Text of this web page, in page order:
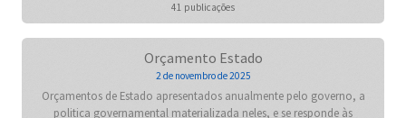
41 publicações
Orçamento Estado
2 de novembro de 2025
Orçamentos de Estado apresentados anualmente pelo governo, a
politica governamental materializada neles, e se responde às